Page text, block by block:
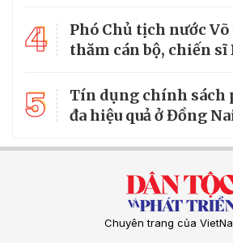
4
Phó Chủ tịch nước
thăm cán bộ, chiến
5
Tín dụng chính sách
đa hiệu quả ở Đồng
Chuyên trang của